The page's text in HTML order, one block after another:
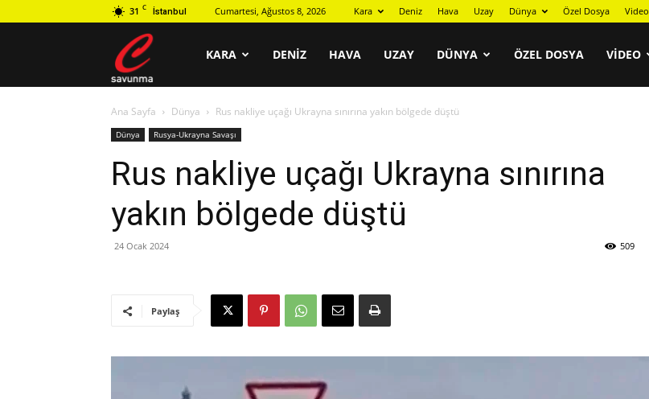
31 C İstanbul Cumartesi, Ağustos 8, 2026 Kara Deniz Hava Uzay Dünya Özel Dosya Video
savunma
KARA DENIZ HAVA UZAY DÜNYA ÖZEL DOSYA VIDEO
Ana Sayfa Dünya Rus nakliye uçağı Ukrayna sınırına yakın bölgede düştü
Dünya Rusya-Ukrayna Savaşı
Rus nakliye uçağı Ukrayna sınırına
yakın bölgede düştü
24 Ocak 2024 509
Paylaş